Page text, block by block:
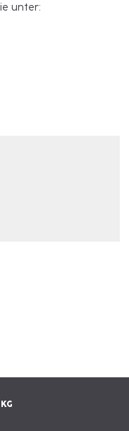
unter: